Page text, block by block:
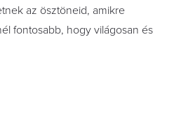
az ösztöneid, amikre
fontosabb, hogy világosan és